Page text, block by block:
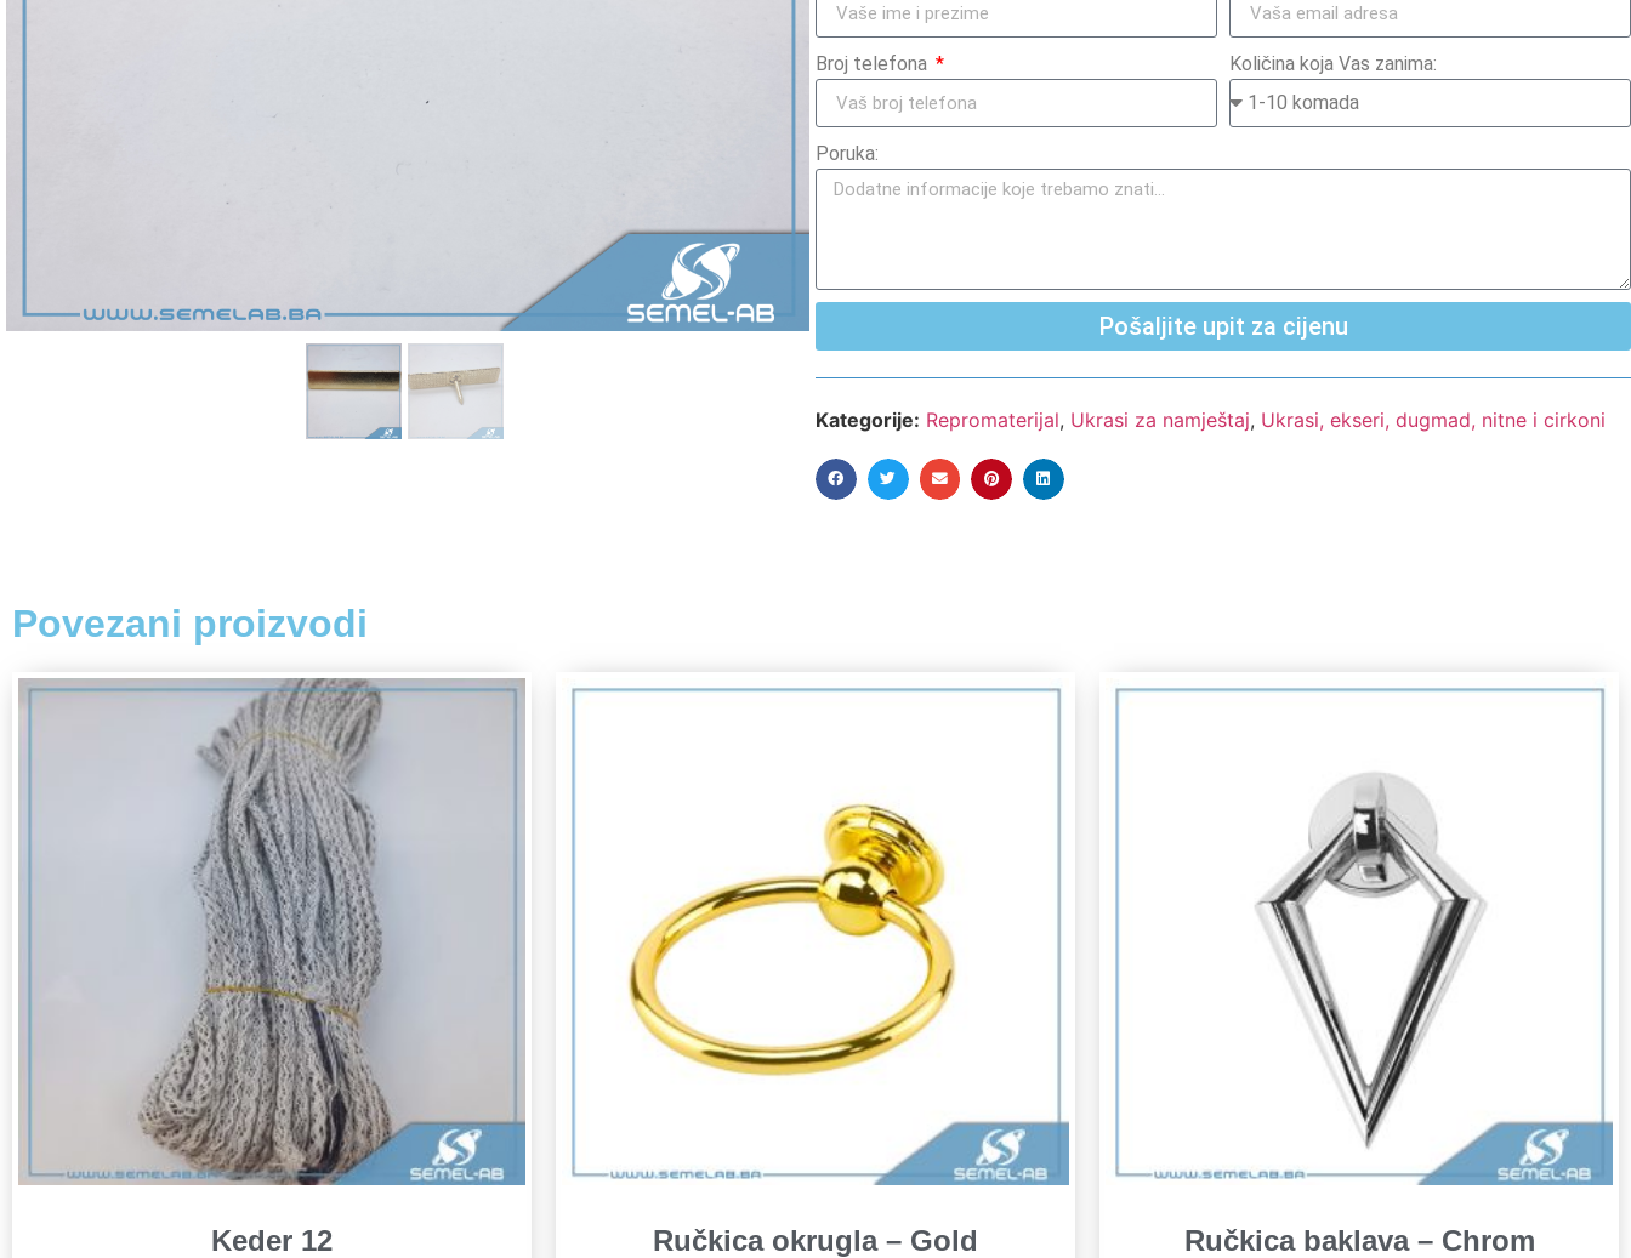
Broj telefona Količina koja Vas zanima:
Poruka:
Pošaljite upit za cijenu
Kategorije: Repromaterijal, Ukrasi za namještaj, Ukrasi, ekseri, dugmad, nitne i cirkoni
Povezani proizvodi
Keder 12 Ručkica okrugla – Gold Ručkica baklava – Chrom